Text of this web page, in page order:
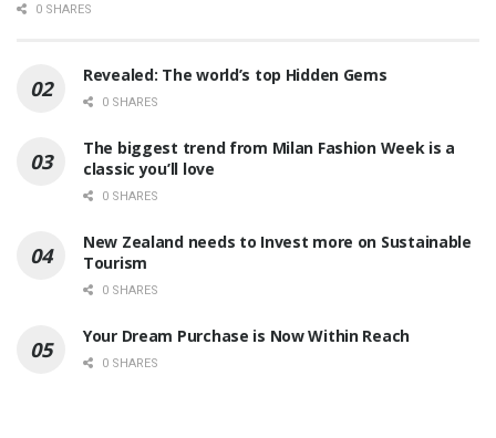
0 SHARES
Revealed: The world’s top Hidden Gems
0 SHARES
The biggest trend from Milan Fashion Week is a
classic you’ll love
0 SHARES
New Zealand needs to Invest more on Sustainable
Tourism
0 SHARES
Your Dream Purchase is Now Within Reach
0 SHARES